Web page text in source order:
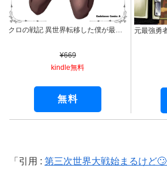
クロの戦記 異世界転移した僕が最強なのはベッドの上だけのようです （１） (角川コミックス・エース)
¥669
kindle無料
無料
引用 : 第三次世界大戦始まるけど🙄